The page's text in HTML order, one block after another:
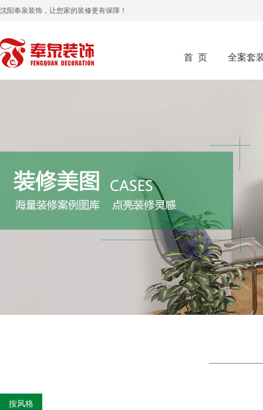
沈阳奉泉装饰，让您家的装修更有保障！
首 页 全案套
按风格